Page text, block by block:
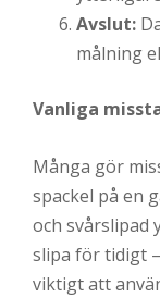
Avslut:
målning
Vanliga
Många gör
spackel på en
och svårslipad
slipa för tidigt
viktigt att